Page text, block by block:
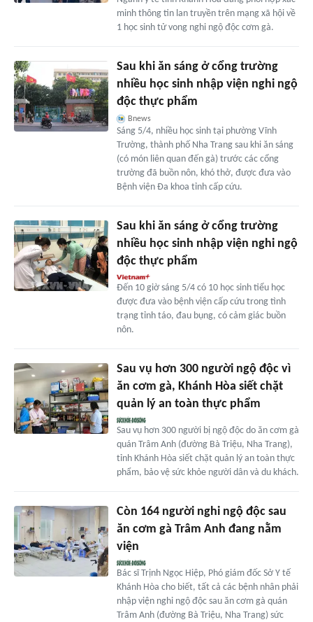
minh thông tin lan truyền trên mạng xã hội về
1 học sinh tử vong nghi ngộ độc cơm gà.
Sau khi ăn sáng ở cổng trường
nhiều học sinh nhập viện nghi ngộ
độc thực phẩm
Bnews
Sáng 5/4, nhiều học sinh tại phường Vĩnh
Trường, thành phố Nha Trang sau khi ăn sáng
(có món liên quan đến gà) trước các cổng
trường đã buồn nôn, khó thở, được đưa vào
Bệnh viện Đa khoa tỉnh cấp cứu.
Sau khi ăn sáng ở cổng trường
nhiều học sinh nhập viện nghi ngộ
độc thực phẩm
Đến 10 giờ sáng 5/4 có 10 học sinh tiểu học
được đưa vào bệnh viện cấp cứu trong tình
trạng tỉnh táo, đau bụng, có cảm giác buồn
nôn.
Sau vụ hơn 300 người ngộ độc vì
ăn cơm gà, Khánh Hòa siết chặt
quản lý an toàn thực phẩm
Sau vụ hơn 300 người bị ngộ độc do ăn cơm gà
quán Trâm Anh (đường Bà Triệu, Nha Trang),
tỉnh Khánh Hòa siết chặt quản lý an toàn thực
phẩm, bảo vệ sức khỏe người dân và du khách.
Còn 164 người nghi ngộ độc sau
ăn cơm gà Trâm Anh đang nằm
viện
Bác sĩ Trịnh Ngọc Hiệp, Phó giám đốc Sở Y tế
Khánh Hòa cho biết, tất cả các bệnh nhân phải
nhập viện nghi ngộ độc sau ăn cơm gà quán
Trâm Anh (đường Bà Triệu, Nha Trang) sức